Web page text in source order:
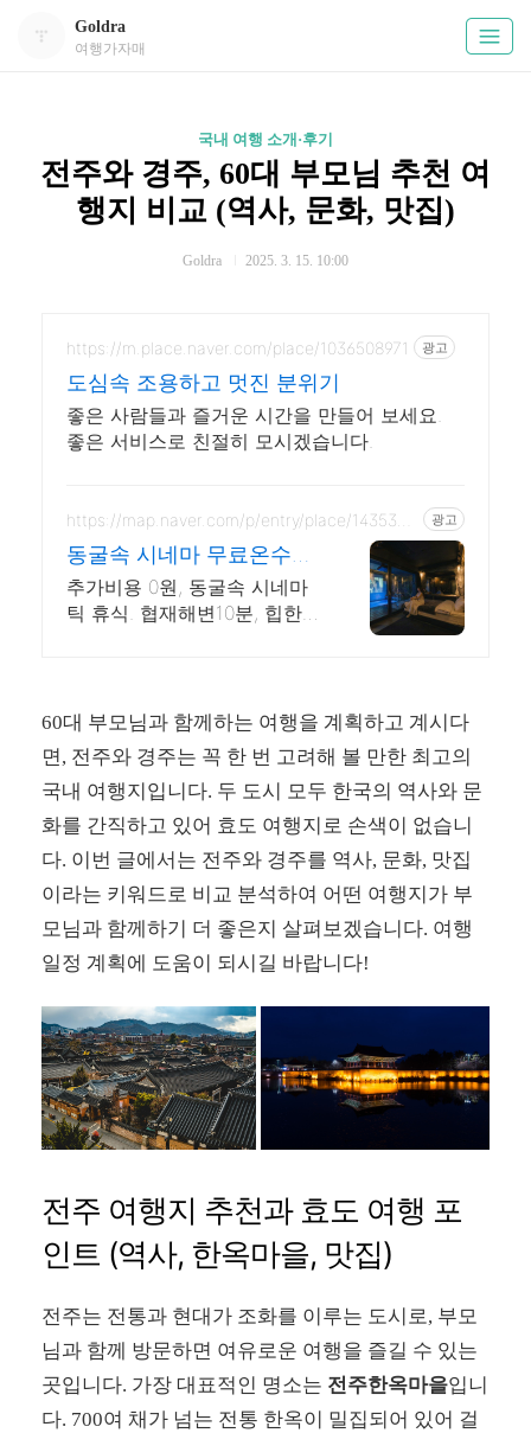
Goldra
여행가자매
국내 여행 소개·후기
전주와 경주, 60대 부모님 추천 여
행지 비교 (역사, 문화, 맛집)
Goldra 2025. 3. 15. 10:00
https://m.place.naver.com/place/1036508971 광고
도심속 조용하고 멋진 분위기
좋은 사람들과 즐거운 시간을 만들어 보세요.
좋은 서비스로 친절히 모시겠습니다.
https://map.naver.com/p/entry/place/1435332
광고
동굴속 시네마 무료온수수
영장 독특하고 아늑한 제주
아지트
추가비용 0원, 동굴속 시네마
틱 휴식. 협재해변10분, 힙한
행&커플여행의 완성
60대 부모님과 함께하는 여행을 계획하고 계시다
면, 전주와 경주는 꼭 한 번 고려해 볼 만한 최고의
국내 여행지입니다. 두 도시 모두 한국의 역사와 문
화를 간직하고 있어 효도 여행지로 손색이 없습니
다. 이번 글에서는 전주와 경주를 역사, 문화, 맛집
이라는 키워드로 비교 분석하여 어떤 여행지가 부
모님과 함께하기 더 좋은지 살펴보겠습니다. 여행
일정 계획에 도움이 되시길 바랍니다!
전주 여행지 추천과 효도 여행 포
인트 (역사, 한옥마을, 맛집)
전주는 전통과 현대가 조화를 이루는 도시로, 부모
님과 함께 방문하면 여유로운 여행을 즐길 수 있는
곳입니다. 가장 대표적인 명소는 전주한옥마을입니
다. 700여 채가 넘는 전통 한옥이 밀집되어 있어 걸